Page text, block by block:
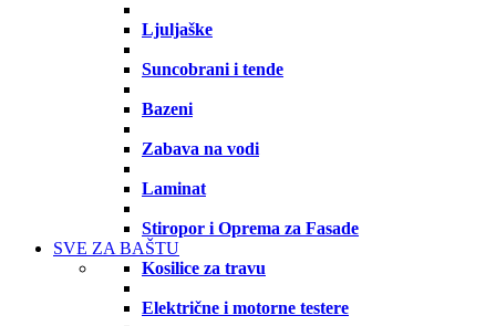
Ljuljaške
Suncobrani i tende
Bazeni
Zabava na vodi
Laminat
Stiropor i Oprema za Fasade
SVE ZA BAŠTU
Kosilice za travu
Električne i motorne testere